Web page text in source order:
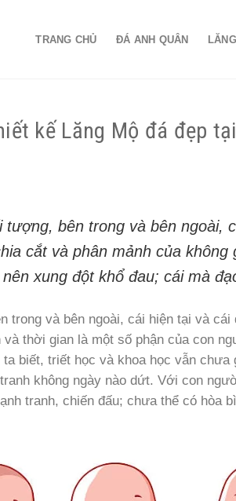
TRANG CHỦ ĐÁ ANH QUÂN
kế Lăng Mộ đá đẹp
bên trong và bên ngoài,
cắt và phân mảnh của không
xung đột khổ đau; cái mà
trong và bên ngoài, cái hiện tại và
thời gian là một số phận của con
biết, triết học và khoa học vẫn
không ngày nào dứt. Với con
tranh, chiến đấu; chưa thể có hòa